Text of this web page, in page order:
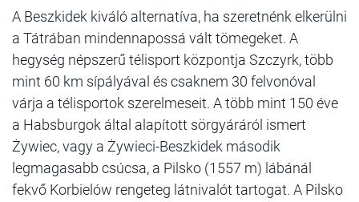
A Beszkidek kiváló alternatíva, ha szeretnénk elkerülni
a Tátrában mindennapossá vált tömegeket. A
hegység népszerű télisport központja Szczyrk, több
mint 60 km sípályával és csaknem 30 felvonóval
várja a télisportok szerelmeseit. A több mint 150 éve
a Habsburgok által alapított sörgyáráról ismert
Żywiec, vagy a Żywieci-Beszkidek második
legmagasabb csúcsa, a Pilsko (1557 m) lábánál
fekvő Korbielów rengeteg látnivalót tartogat. A Pilsko